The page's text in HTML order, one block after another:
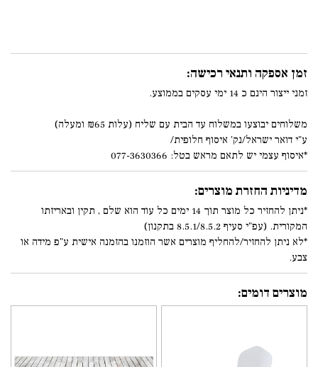
זמן אספקה ותנאי רכישה:
זמני ייצור הינם כ 14 ימי עסקים בממוצע.
משלוחים יבוצעו במשלוח עד הבית עם שליח (עלות ₪65 ומעלה)
ע"י דואר ישראל/נק' איסוף חלופית/
*איסוף עצמי יש לתאם מראש בטל: 077-3630366
מדיניות החזרת מוצרים:
*ניתן להחזיר כל מוצר תוך 14 ימים כל עוד הוא שלם , תקין ובאריזתו
המקורית. (עפ"י סעיף 8.5.1/8.5.2 בתקנון)
*לא ניתן להחזיר/להחליף מוצרים אשר הוזמנו בהזמנה אישית ע"פ מידה או
צבע.
מוצרים דומים: